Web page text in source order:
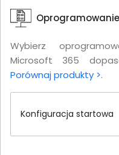
Wybierz
Microsoft 365
Porównaj produkty >.
Konfiguracja startowa